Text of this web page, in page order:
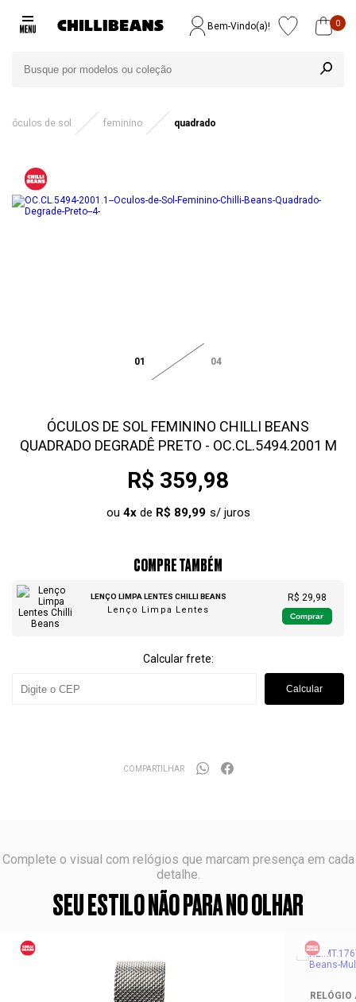
Bem-Vindo(a)! 0
óculos de sol feminino quadrado
01 04
ÓCULOS DE SOL FEMININO CHILLI BEANS
QUADRADO DEGRADÊ PRETO - OC.CL.5494.2001 M
R$ 359,98
ou 4xde R$ 89,99
COMPRE TAMBÉM
LENÇO LIMPA LENTES CHILLI BEANS
Lenço Limpa Lentes
R$ 29,98
Comprar
Calcular frete:
Calcular
COMPARTILHAR
Complete o visual com relógios que marcam presença em cada
detalhe.
SEU ESTILO NÃO PARA NO OLHAR